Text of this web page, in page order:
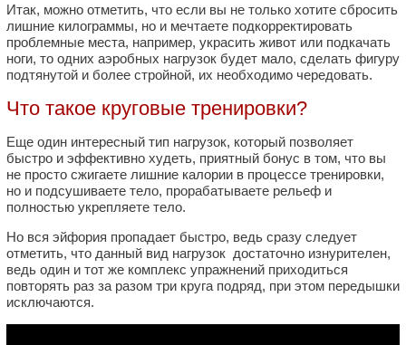
Итак, можно отметить, что если вы не только хотите сбросить
лишние килограммы, но и мечтаете подкорректировать
проблемные места, например, украсить живот или подкачать
ноги, то одних аэробных нагрузок будет мало, сделать фигуру
подтянутой и более стройной, их необходимо чередовать.
Что такое круговые тренировки?
Еще один интересный тип нагрузок, который позволяет
быстро и эффективно худеть, приятный бонус в том, что вы
не просто сжигаете лишние калории в процессе тренировки,
но и подсушиваете тело, прорабатываете рельеф и
полностью укрепляете тело.
Но вся эйфория пропадает быстро, ведь сразу следует
отметить, что данный вид нагрузок достаточно изнурителен,
ведь один и тот же комплекс упражнений приходиться
повторять раз за разом три круга подряд, при этом передышки
исключаются.